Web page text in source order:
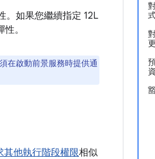
。如果您繼續指定 12L
。
在啟動前景服務時提供通
其他執行階段權限相似